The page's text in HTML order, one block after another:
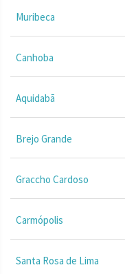
Muribeca
Canhoba
Aquidabã
Brejo Grande
Graccho Cardoso
Carmópolis
Santa Rosa de Lima